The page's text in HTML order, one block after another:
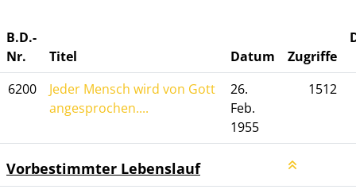
B.D.-
Nr.
Titel Datum Zugriffe
6200
Jeder Mensch wird von Gott
angesprochen....
26.
Feb.
1955
1512
Vorbestimmter Lebenslauf